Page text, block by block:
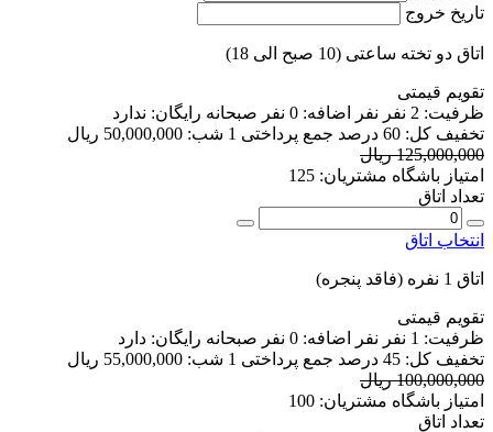
تاریخ خروج
اتاق دو تخته ساعتی (10 صبح الی 18)
تقویم قیمتی
ظرفیت: 2 نفر نفر اضافه: 0 نفر صبحانه رایگان: ندارد
تخفیف کل: 60 درصد جمع پرداختی 1 شب:
50,000,000 ریال
125,000,000 ریال
امتیاز باشگاه مشتریان: 125
تعداد اتاق
انتخاب اتاق
اتاق 1 نفره (فاقد پنجره)
تقویم قیمتی
ظرفیت: 1 نفر نفر اضافه: 0 نفر صبحانه رایگان: دارد
تخفیف کل: 45 درصد جمع پرداختی 1 شب:
55,000,000 ریال
100,000,000 ریال
امتیاز باشگاه مشتریان: 100
تعداد اتاق